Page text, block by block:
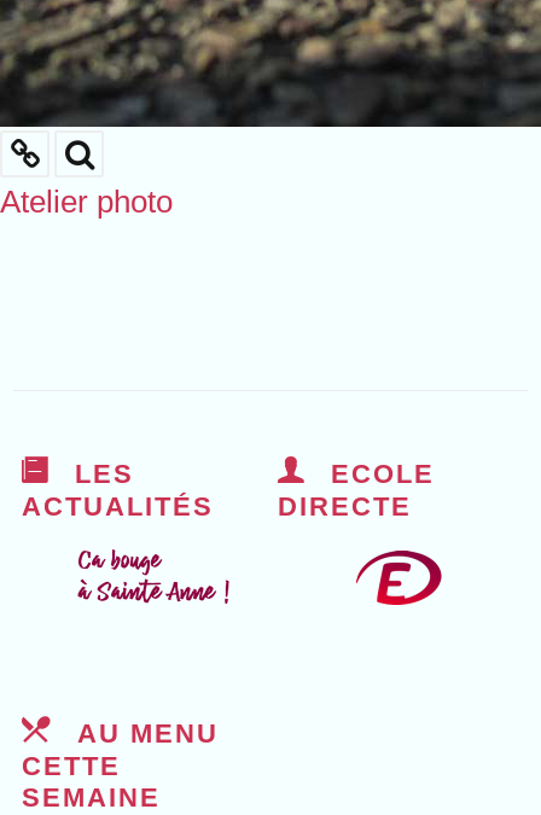
Atelier photo
LES
ACTUALITÉS
ECOLE
DIRECTE
AU MENU
CETTE
SEMAINE